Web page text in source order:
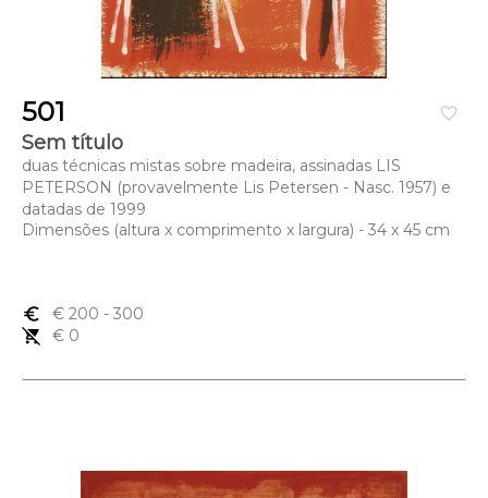
favorite_border
501
Sem título
duas técnicas mistas sobre madeira, assinadas LIS
PETERSON (provavelmente Lis Petersen - Nasc. 1957) e
datadas de 1999
Dimensões (altura x comprimento x largura) - 34 x 45 cm
euro_symbol € 200 - 300
remove_shopping_cart
€ 0